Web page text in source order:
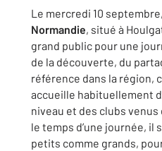
Le mercredi 10
Normandie, situé à
grand public pour une
de la découverte, du
référence dans la région,
accueille habituellement
niveau et des clubs venus
le temps d’une journée, il
petits comme grands,